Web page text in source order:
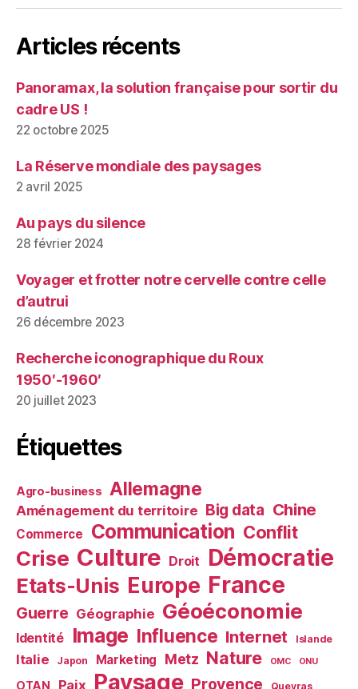
Articles récents
Panoramax, la solution française pour sortir du
cadre US !
22 octobre 2025
La Réserve mondiale des paysages
2 avril 2025
Au pays du silence
28 février 2024
Voyager et frotter notre cervelle contre celle
d’autrui
26 décembre 2023
Recherche iconographique du Roux
1950′-1960′
20 juillet 2023
Étiquettes
Agro-business Allemagne
Aménagement du territoire Big data Chine
Commerce Communication Conflit
Crise Culture Droit Démocratie
Etats-Unis Europe France
Guerre Géographie Géoéconomie
Identité Image Influence Internet Islande
Italie Japon Marketing Metz Nature OMC ONU
OTAN Paix Paysage Provence Queyras